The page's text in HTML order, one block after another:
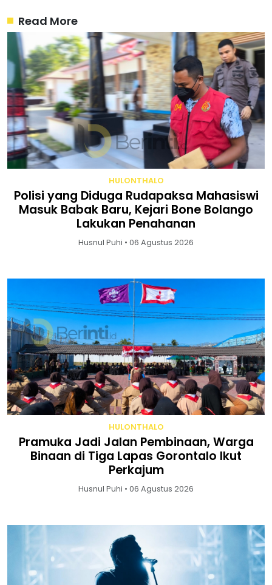
Read More
HULONTHALO
Polisi yang Diduga Rudapaksa Mahasiswi
Masuk Babak Baru, Kejari Bone Bolango
Lakukan Penahanan
Husnul Puhi • 06 Agustus 2026
HULONTHALO
Pramuka Jadi Jalan Pembinaan, Warga
Binaan di Tiga Lapas Gorontalo Ikut
Perkajum
Husnul Puhi • 06 Agustus 2026